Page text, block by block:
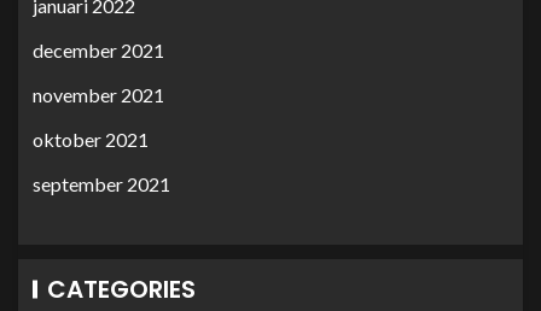
januari 2022
december 2021
november 2021
oktober 2021
september 2021
CATEGORIES